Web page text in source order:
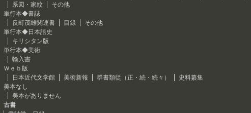
系図・家紋
その他
単行本◆書誌
反町茂雄関連書
目録
その他
単行本◆日本語史
キリシタン版
単行本◆美術
輸入書
Ｗｅｂ版
日本近代文学館
美術新報 群書類従（正・続・続々）
史料纂集
美本なし
美本がありません
古書